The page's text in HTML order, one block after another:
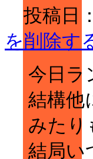
投稿日
を削除す
今日ラ
結構他
みたり
結局い